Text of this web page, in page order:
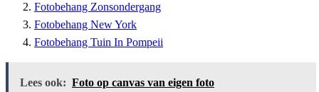
Fotobehang Zonsondergang
Fotobehang New York
Fotobehang Tuin In Pompeii
Lees ook: Foto op canvas van eigen foto